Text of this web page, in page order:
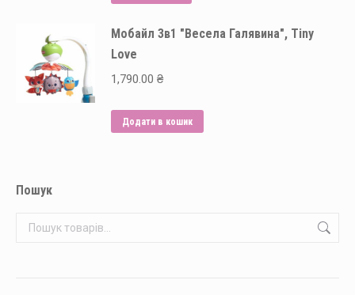
вибрати
має
можна
Мобайл 3в1 "Весела Галявина", Tiny
Love
1,790.00 ₴
Додати в кошик
Пошук